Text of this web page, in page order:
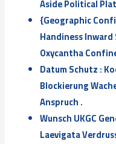
Aside Political
{Geographic
Handiness
Oxycantha
Datum Schutz :
Blockierung
Anspruch .
Wunsch UKGC
Laevigata